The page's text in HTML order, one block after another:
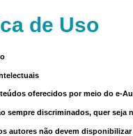
de Uso
oferecidos por meio do e-
sempre discriminados, quer
autores não devem